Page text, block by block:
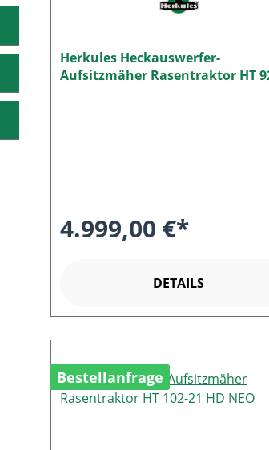
Herkules Heckauswerfer-
Aufsitzmäher Rasentraktor HT
4.999,00 €*
DETAILS
Bestellanfrage